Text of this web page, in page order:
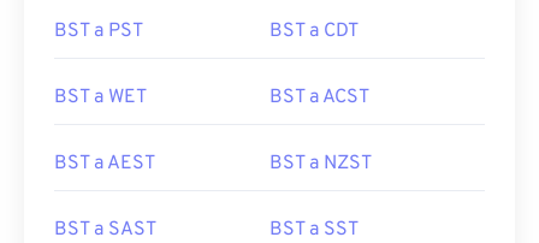
BST a PST BST a CDT
BST a WET BST a ACST
BST a AEST BST a NZST
BST a SAST BST a SST